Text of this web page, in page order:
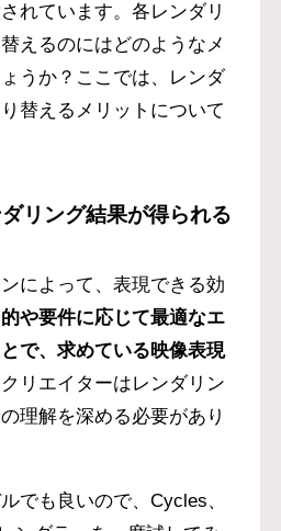
れています。各レンダリ
えるのにはどのようなメ
うか？ここでは、レンダ
替えるメリットについて
リング結果が得られる
によって、表現できる効
的や要件に応じて最適なエ
で、求めている映像表現
リエイターはレンダリン
理解を深める必要があり
でも良いので、Cycles、